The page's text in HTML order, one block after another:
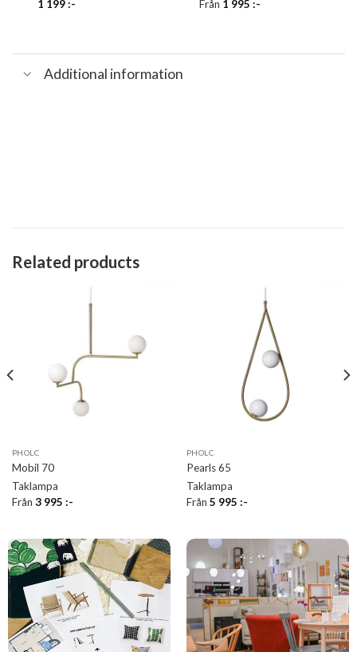
1 199:- Från 1 995:-
Additional information
Related products
PHOLC
Mobil 70
Taklampa
Från 3 995 :-
PHOLC
Pearls 65
Taklampa
Från 5 995 :-